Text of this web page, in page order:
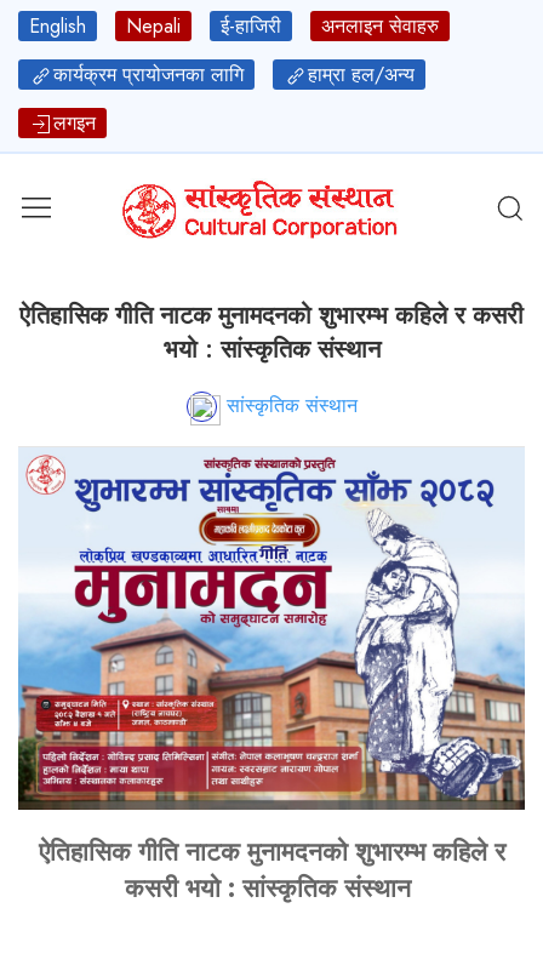
English Nepali ई-हाजिरी
अनलाइन सेवाहरु
कार्यक्रम प्रायोजनका लागि
हाम्रा हल/अन्य
लगइन
ऐतिहासिक गीति नाटक मुनामदनको शुभारम्भ कहिले र कसरी
भयो : सांस्कृतिक संस्थान
सांस्कृतिक संस्थान
ऐतिहासिक गीति नाटक मुनामदनको शुभारम्भ कहिले र
कसरी भयो : सांस्कृतिक संस्थान